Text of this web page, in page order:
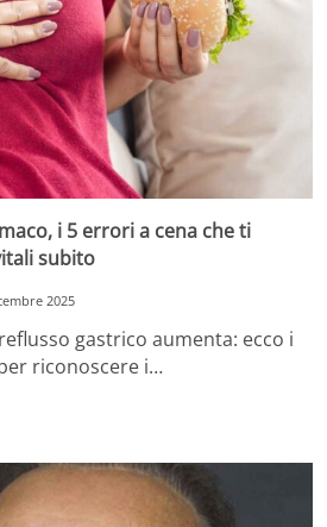
i 5 errori a cena che ti
subito
2025
gastrico aumenta: ecco i
riconoscere i…